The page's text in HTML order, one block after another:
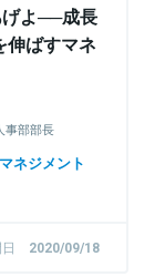
げよ──成長
伸ばすマネ
事部部長
ネジメント
2020/09/18